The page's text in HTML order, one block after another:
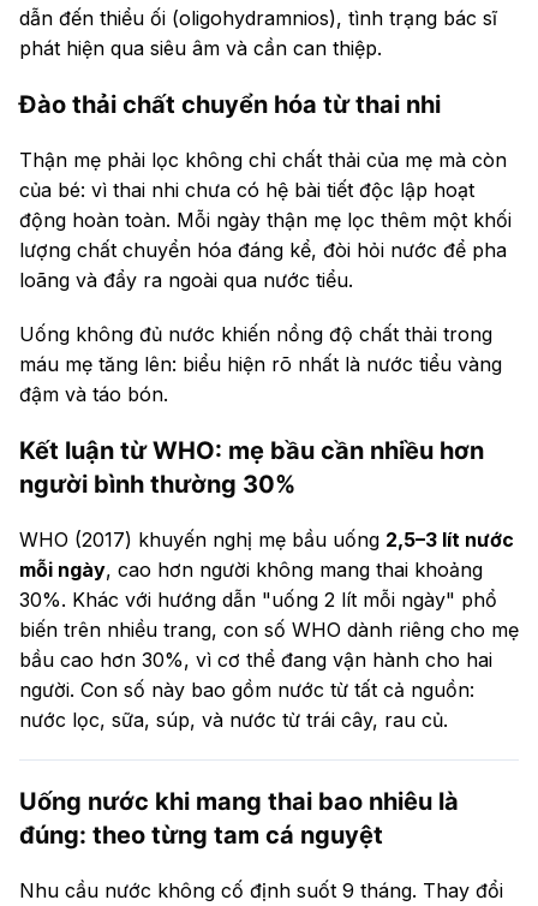
dẫn đến thiểu ối (oligohydramnios), tình trạng bác sĩ
phát hiện qua siêu âm và cần can thiệp.
Đào thải chất chuyển hóa từ thai nhi
Thận mẹ phải lọc không chỉ chất thải của mẹ mà còn
của bé: vì thai nhi chưa có hệ bài tiết độc lập hoạt
động hoàn toàn. Mỗi ngày thận mẹ lọc thêm một khối
lượng chất chuyển hóa đáng kể, đòi hỏi nước để pha
loãng và đẩy ra ngoài qua nước tiểu.
Uống không đủ nước khiến nồng độ chất thải trong
máu mẹ tăng lên: biểu hiện rõ nhất là nước tiểu vàng
đậm và táo bón.
Kết luận từ WHO: mẹ bầu cần nhiều hơn
người bình thường 30%
WHO (2017) khuyến nghị mẹ bầu uống 2,5–3 lít nước
mỗi ngày, cao hơn người không mang thai khoảng
30%. Khác với hướng dẫn "uống 2 lít mỗi ngày" phổ
biến trên nhiều trang, con số WHO dành riêng cho mẹ
bầu cao hơn 30%, vì cơ thể đang vận hành cho hai
người. Con số này bao gồm nước từ tất cả nguồn:
nước lọc, sữa, súp, và nước từ trái cây, rau củ.
Uống nước khi mang thai bao nhiêu là
đúng: theo từng tam cá nguyệt
Nhu cầu nước không cố định suốt 9 tháng. Thay đổi